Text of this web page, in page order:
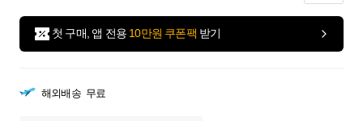
첫 구매, 앱 전용 10만원 쿠폰팩 받기
해외배송 무료